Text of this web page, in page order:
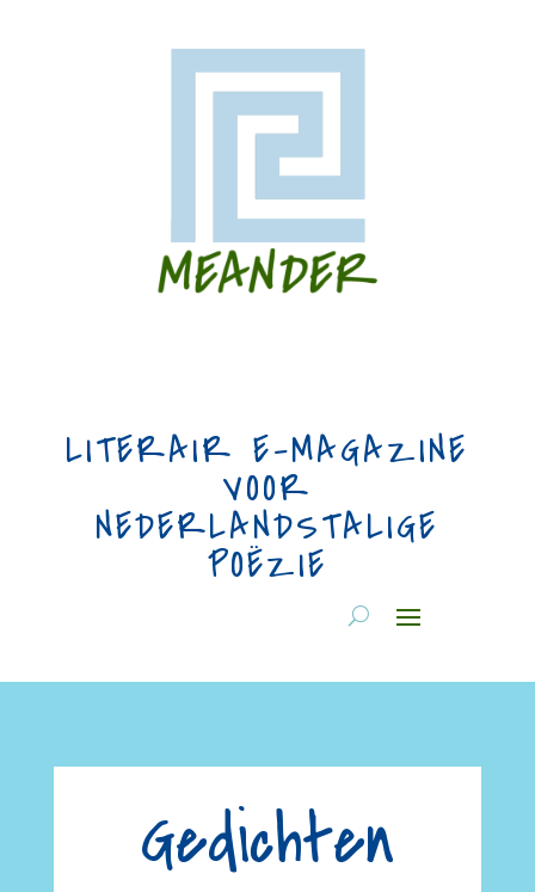
LITERAIR E-MAGAZINE
VOOR
NEDERLANDSTALIGE
POËZIE
Gedichten